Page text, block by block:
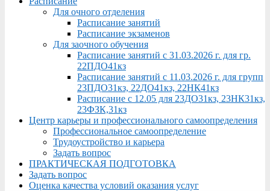
Для очного отделения
Расписание занятий
Расписание экзаменов
Для заочного обучения
Расписание занятий с 31.03.2026 г. для гр.
22ПДО41кз
Расписание занятий с 11.03.2026 г. для групп
23ПДО31кз, 22ДО41кз, 22НК41кз
Расписание с 12.05 для 23ДО31кз, 23НК31кз,
23ФЗК,31кз
Центр карьеры и профессионального самоопределения
Профессиональное самоопределение
Трудоустройство и карьера
Задать вопрос
ПРАКТИЧЕСКАЯ ПОДГОТОВКА
Задать вопрос
Оценка качества условий оказания услуг